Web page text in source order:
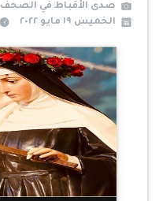
صدى الأقباط في الصحف
الخميس ١٩ مايو ٢٠٢٢